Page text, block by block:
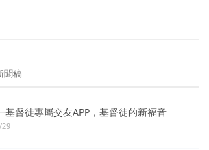
聞稿
基督徒專屬交友APP，基督徒的新福音
29